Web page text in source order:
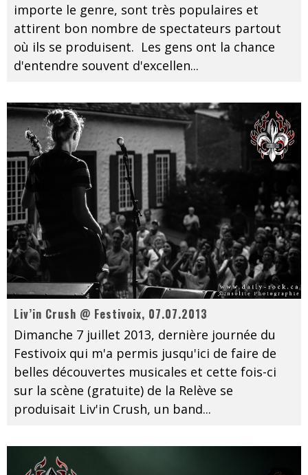
importe le genre, sont très populaires et
attirent bon nombre de spectateurs partout
où ils se produisent. Les gens ont la chance
d'entendre souvent d'excellen...
Liv’in Crush @ Festivoix, 07.07.2013
Dimanche 7 juillet 2013, dernière journée du
Festivoix qui m'a permis jusqu'ici de faire de
belles découvertes musicales et cette fois-ci
sur la scène (gratuite) de la Relève se
produisait Liv'in Crush, un band...